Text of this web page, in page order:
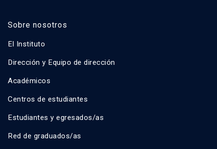
Sobre nosotros
El Instituto
Dirección y Equipo de dirección
Académicos
Centros de estudiantes
Estudiantes y egresados/as
Red de graduados/as